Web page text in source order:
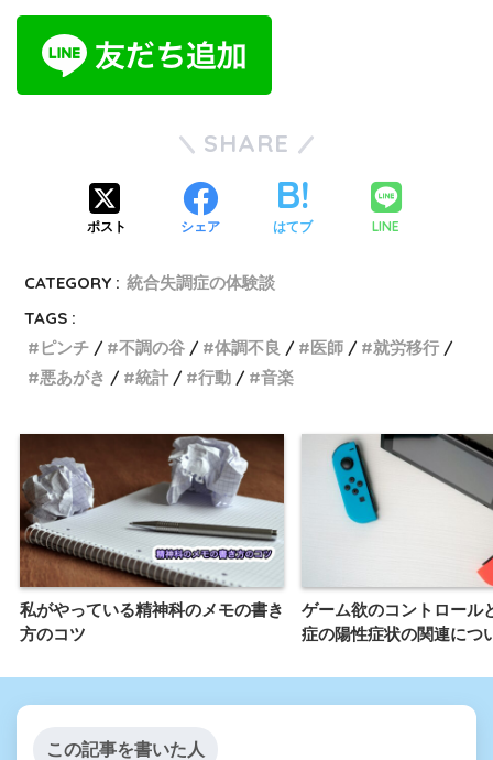
SHARE
ポスト シェア はてブ LINE
CATEGORY : 統合失調症の体験談
TAGS :
ピンチ
不調の谷 体調不良 医師
就労移行
悪あがき
統計 行動 音楽
私がやっている精神科のメモの書き
方のコツ
ゲーム欲のコントロール
症の陽性症状の関連につ
この記事を書いた人